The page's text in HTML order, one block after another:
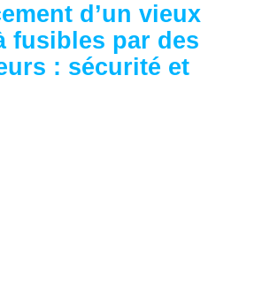
d’un vieux
fusibles par des
: sécurité et